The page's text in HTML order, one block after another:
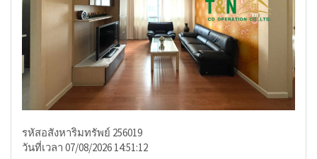
รหัสอสังหาริมทรัพย์ 256019
วันที่เวลา 07/08/2026 14:51:12